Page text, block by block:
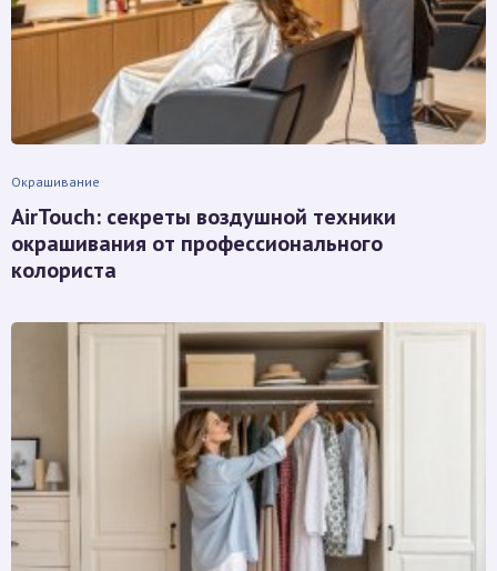
Окрашивание
AirTouch: секреты воздушной техники
окрашивания от профессионального
колориста